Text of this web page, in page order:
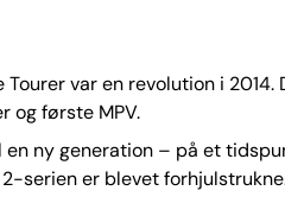
var en revolution i 2014.
og første MPV.
ny generation – på et
serien er blevet